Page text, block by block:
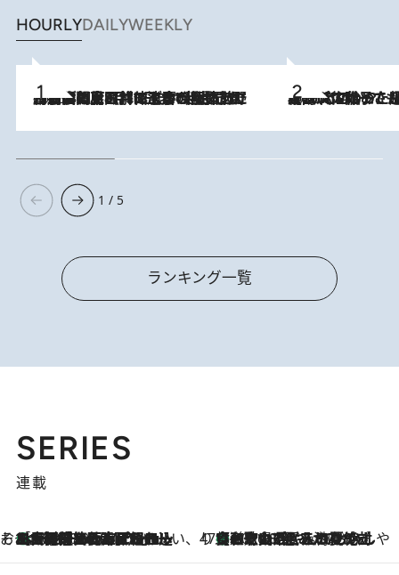
HOURLYDAILYWEEKLY
2026.8.8
「最後に見られてよかった」上野動物園の東園パンダ舎が解体前に特別公開。8月16日まで延長されたパネル展と共に辿る“半世紀”のパンダ飼育《解体工事の図面あり》 2026.8.5
【阿川佐和子さんの年とる力】なぜ70代で始めた趣味は“こんなに楽しい”のか？ ピアノ、俳句…スランプに陥っても続けられる“ある秘訣”とは
1 / 5
ランキング一覧
SERIES
連載
そおだよおこの関西おいしい、おやつ紀行
2026.8.9
［大阪府箕面市］一皿一皿目の前で仕上げられる、料理を巧みに組み込んだアシェットデセールコース「ミチル アシェット デセール（Michiru assiette dessert）」 47都道府県の手みやげ ひんやりスイーツで夏を満喫
2026.8.9
【和歌山県】この夏絶対食べたい 冷やしておいしいおやつ3選 みかんがごろっと丸ごと入ったジュレ